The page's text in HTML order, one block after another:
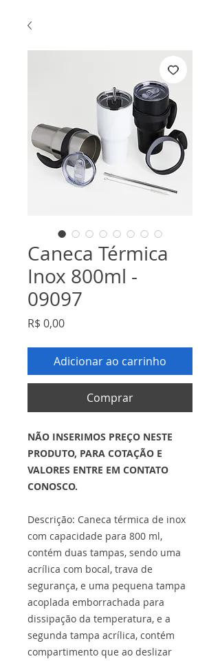
Caneca Térmica
Inox 800ml -
09097
R$ 0,00Preço
Adicionar ao carrinho
Comprar
NÃO INSERIMOS PREÇO NESTE
PRODUTO, PARA COTAÇÃO E
VALORES ENTRE EM CONTATO
CONOSCO.
Descrição: Caneca térmica de inox
com capacidade para 800 ml,
contém duas tampas, sendo uma
acrílica com bocal, trava de
segurança, e uma pequena tampa
acoplada emborrachada para
dissipação da temperatura, e a
segunda tampa acrílica, contém
compartimento que ao deslizar